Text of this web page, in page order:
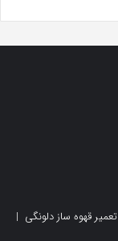
تعمیر قهوه ساز دلونگی |